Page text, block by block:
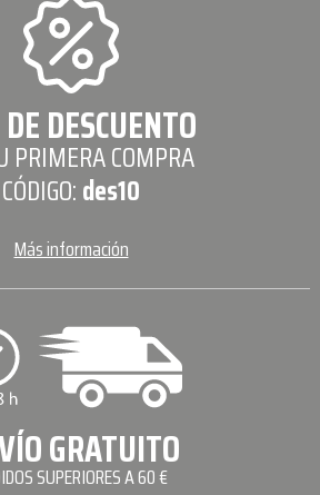
DESCUENTO
PRIMERA COMPRA
CÓDIGO:des10
Más información
GRATUITO
SUPERIORES A 60 €